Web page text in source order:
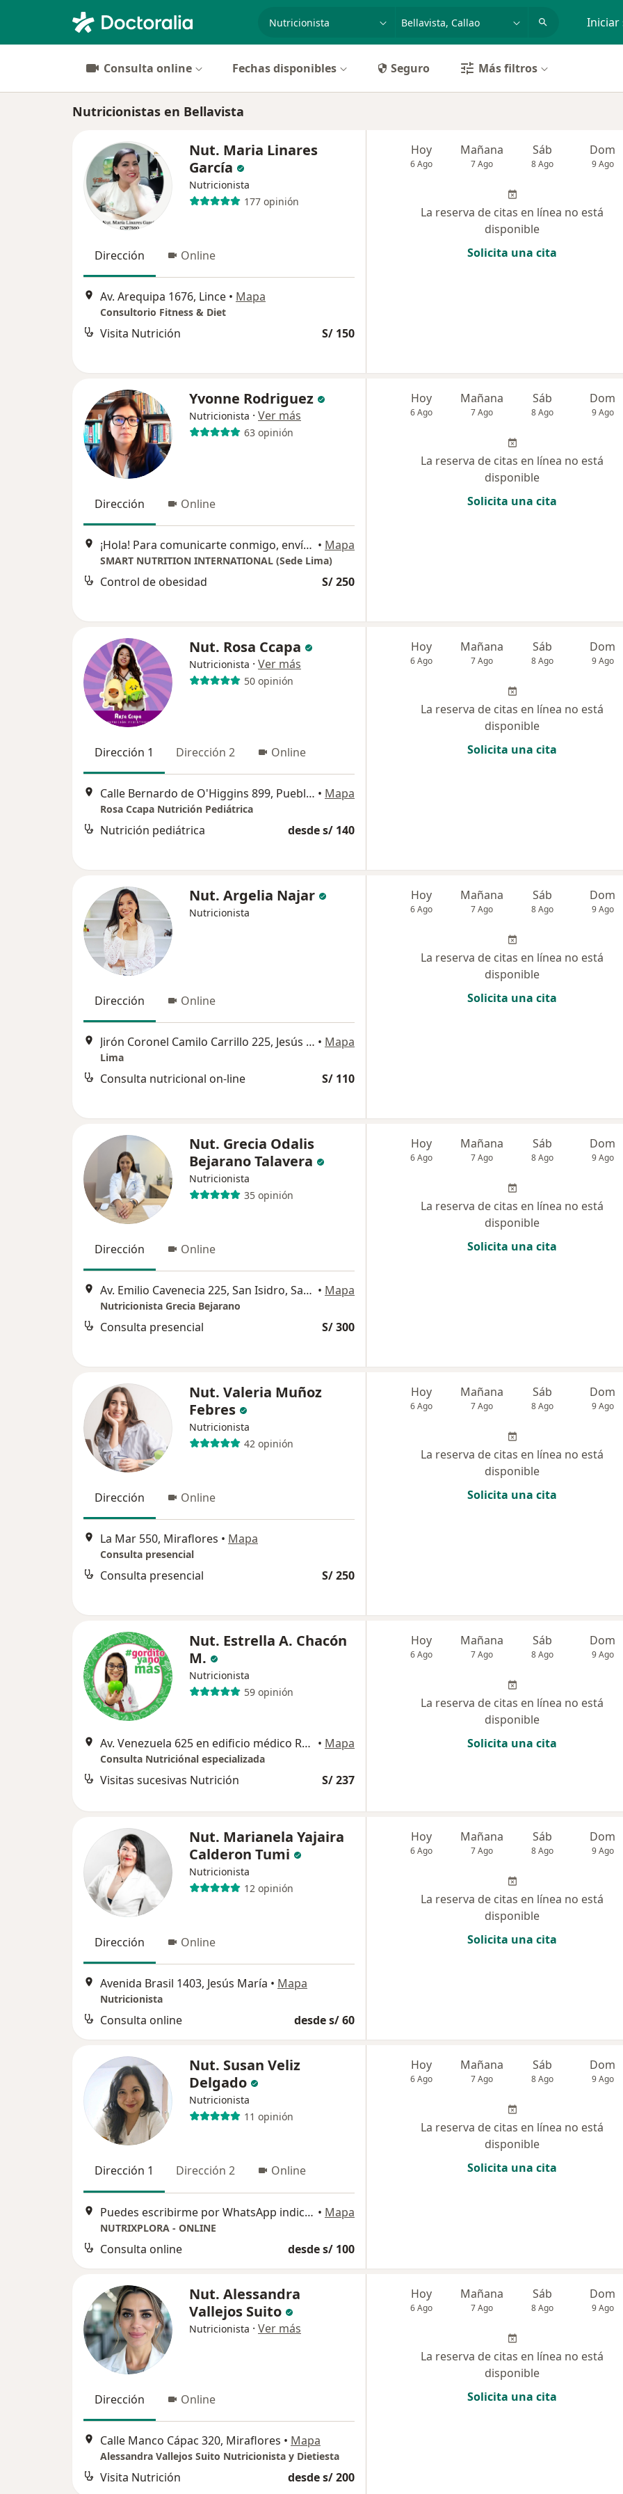
Iniciar
Consulta online Fechas disponibles Seguro Más filtros
Nutricionistas en Bellavista
Nut. Maria Linares
García
Nutricionista
177 opinión
Dirección Online
Av. Arequipa 1676, Lince • Mapa
Consultorio Fitness & Diet
Visita Nutrición S/ 150
Hoy
6 Ago
Mañana
7 Ago
Sáb
8 Ago
Dom
9 Ago
La reserva de citas en línea no está
disponible
Solicita una cita
Yvonne Rodriguez
Nutricionista · Ver más
63 opinión
Dirección Online
¡Hola! Para comunicarte conmigo, envía un WhatsApp o un correo electrónico desde mi sitio web, especificando el motivo de tu consulta. ¡Estaré encantado de ayudarte!, Lima • Mapa
SMART NUTRITION INTERNATIONAL (Sede Lima)
Control de obesidad S/ 250
Hoy
6 Ago
Mañana
7 Ago
Sáb
8 Ago
Dom
9 Ago
La reserva de citas en línea no está
disponible
Solicita una cita
Nut. Rosa Ccapa
Nutricionista · Ver más
50 opinión
Dirección 1 Dirección 2 Online
Calle Bernardo de O'Higgins 899, Pueblo Libre • Mapa
Rosa Ccapa Nutrición Pediátrica
Nutrición pediátrica desde s/ 140
Hoy
6 Ago
Mañana
7 Ago
Sáb
8 Ago
Dom
9 Ago
La reserva de citas en línea no está
disponible
Solicita una cita
Nut. Argelia Najar
Nutricionista
Dirección Online
Jirón Coronel Camilo Carrillo 225, Jesús María • Mapa
Lima
Consulta nutricional on-line S/ 110
Hoy
6 Ago
Mañana
7 Ago
Sáb
8 Ago
Dom
9 Ago
La reserva de citas en línea no está
disponible
Solicita una cita
Nut. Grecia Odalis
Bejarano Talavera
Nutricionista
35 opinión
Dirección Online
Av. Emilio Cavenecia 225, San Isidro, San Isidro • Mapa
Nutricionista Grecia Bejarano
Consulta presencial S/ 300
Hoy
6 Ago
Mañana
7 Ago
Sáb
8 Ago
Dom
9 Ago
La reserva de citas en línea no está
disponible
Solicita una cita
Nut. Valeria Muñoz
Febres
Nutricionista
42 opinión
Dirección Online
La Mar 550, Miraflores • Mapa
Consulta presencial
Consulta presencial S/ 250
Hoy
6 Ago
Mañana
7 Ago
Sáb
8 Ago
Dom
9 Ago
La reserva de citas en línea no está
disponible
Solicita una cita
Nut. Estrella A. Chacón
M.
Nutricionista
59 opinión
Av. Venezuela 625 en edificio médico Roce 2do piso oficina 215 Cercado de Lima, Cercado de Lima • Mapa
Consulta Nutriciónal especializada
Visitas sucesivas Nutrición S/ 237
Hoy
6 Ago
Mañana
7 Ago
Sáb
8 Ago
Dom
9 Ago
La reserva de citas en línea no está
disponible
Solicita una cita
Nut. Marianela Yajaira
Calderon Tumi
Nutricionista
12 opinión
Dirección Online
Avenida Brasil 1403, Jesús María • Mapa
Nutricionista
Consulta online desde s/ 60
Hoy
6 Ago
Mañana
7 Ago
Sáb
8 Ago
Dom
9 Ago
La reserva de citas en línea no está
disponible
Solicita una cita
Nut. Susan Veliz
Delgado
Nutricionista
11 opinión
Dirección 1 Dirección 2 Online
Puedes escribirme por WhatsApp indicando el motivo de tu consulta. Será un gusto acompañarte en este proceso!, Lima • Mapa
NUTRIXPLORA - ONLINE
Consulta online desde s/ 100
Hoy
6 Ago
Mañana
7 Ago
Sáb
8 Ago
Dom
9 Ago
La reserva de citas en línea no está
disponible
Solicita una cita
Nut. Alessandra
Vallejos Suito
Nutricionista · Ver más
Dirección Online
Calle Manco Cápac 320, Miraflores • Mapa
Alessandra Vallejos Suito Nutricionista y Dietiesta
Visita Nutrición desde s/ 200
Hoy
6 Ago
Mañana
7 Ago
Sáb
8 Ago
Dom
9 Ago
La reserva de citas en línea no está
disponible
Solicita una cita